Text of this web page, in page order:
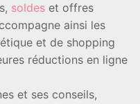
soldes et offres
ainsi les
et de shopping
réductions en ligne
et ses conseils,